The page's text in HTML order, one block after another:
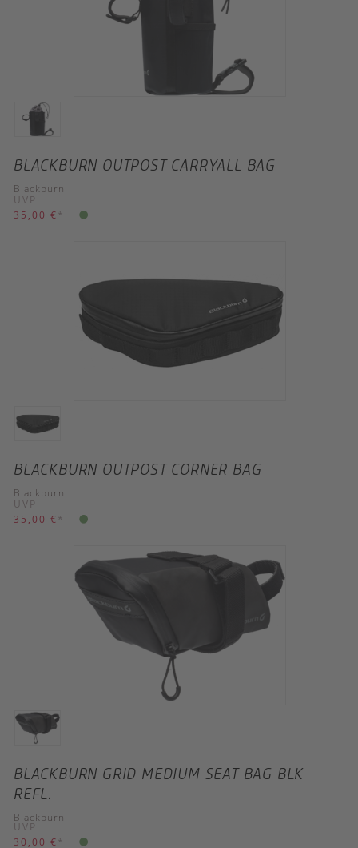
BLACKBURN OUTPOST CARRYALL BAG
Blackburn
UVP
35,00 € *
BLACKBURN OUTPOST CORNER BAG
Blackburn
UVP
35,00 € *
BLACKBURN GRID MEDIUM SEAT BAG BLK
REFL.
Blackburn
UVP
30,00 € *